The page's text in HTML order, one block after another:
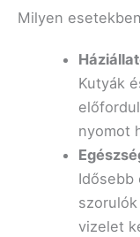
Milyen
Kutyák
nyomot
Idősebb
vizelet